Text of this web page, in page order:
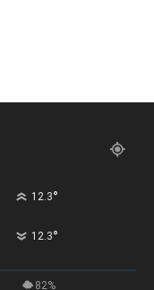
12.3°
12.3°
82%